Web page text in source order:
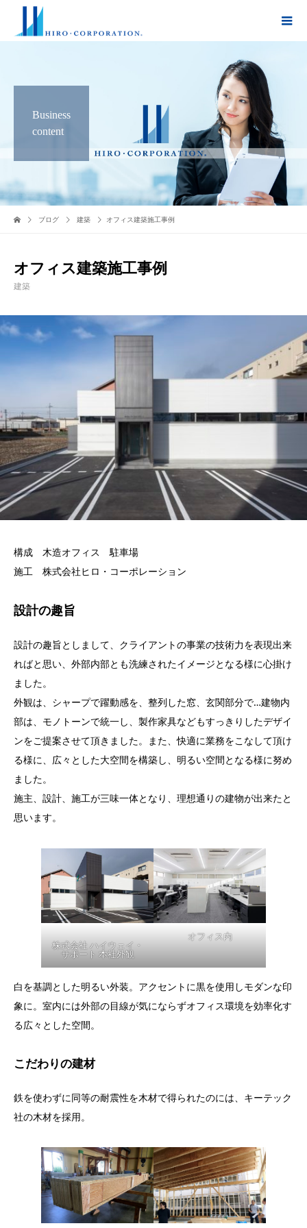
Business
content
ブログ 建築 オフィス建築施工事例
オフィス建築施工事例
建築
構成 木造オフィス 駐車場
施工 株式会社ヒロ・コーポレーション
設計の趣旨
設計の趣旨としまして、クライアントの事業の技術力を表現出来
ればと思い、外部内部とも洗練されたイメージとなる様に心掛け
ました。
外観は、シャープで躍動感を、整列した窓、玄関部分で…建物内
部は、モノトーンで統一し、製作家具などもすっきりしたデザイ
ンをご提案させて頂きました。また、快適に業務をこなして頂け
る様に、広々とした大空間を構築し、明るい空間となる様に努め
ました。
施主、設計、施工が三味一体となり、理想通りの建物が出来たと
思います。
株式会社 ハイウェイ・
サポート 本社外観
オフィス内
白を基調とした明るい外装。アクセントに黒を使用しモダンな印
象に。室内には外部の目線が気にならずオフィス環境を効率化す
る広々とした空間。
こだわりの建材
鉄を使わずに同等の耐震性を木材で得られたのには、キーテック
社の木材を採用。